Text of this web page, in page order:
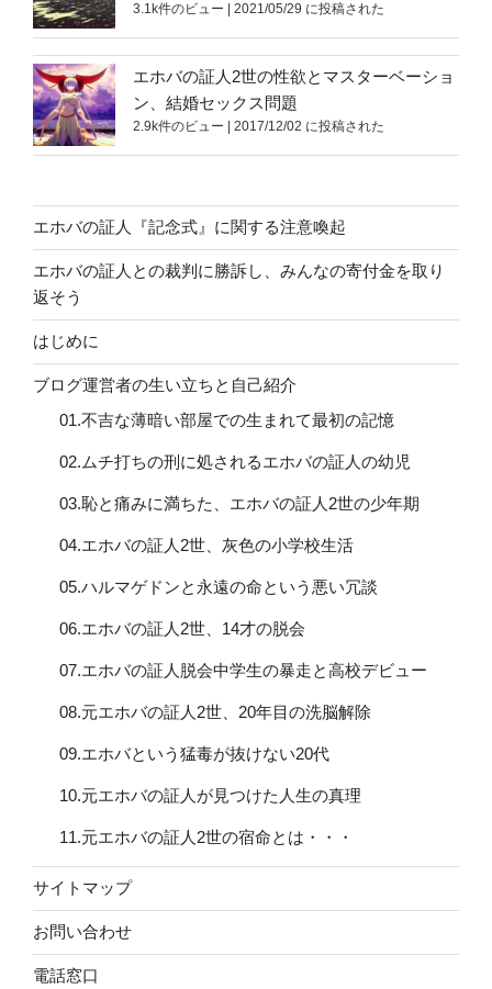
3.1k件のビュー 2021/05/29 に投稿された
エホバの証人2世の性欲とマスターベーショ
ン、結婚セックス問題
2.9k件のビュー 2017/12/02 に投稿された
エホバの証人『記念式』に関する注意喚起
エホバの証人との裁判に勝訴し、みんなの寄付金を取り
返そう
はじめに
ブログ運営者の生い立ちと自己紹介
01.不吉な薄暗い部屋での生まれて最初の記憶
02.ムチ打ちの刑に処されるエホバの証人の幼児
03.恥と痛みに満ちた、エホバの証人2世の少年期
04.エホバの証人2世、灰色の小学校生活
05.ハルマゲドンと永遠の命という悪い冗談
06.エホバの証人2世、14才の脱会
07.エホバの証人脱会中学生の暴走と高校デビュー
08.元エホバの証人2世、20年目の洗脳解除
09.エホバという猛毒が抜けない20代
10.元エホバの証人が見つけた人生の真理
11.元エホバの証人2世の宿命とは・・・
サイトマップ
お問い合わせ
電話窓口